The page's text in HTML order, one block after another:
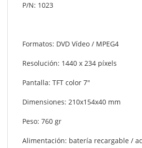
P/N: 1023
Formatos: DVD Vídeo / MPEG4
Resolución: 1440 x 234 píxels
Pantalla: TFT color 7"
Dimensiones: 210x154x40 mm
Peso: 760 gr
Alimentación: batería recargable /